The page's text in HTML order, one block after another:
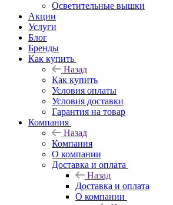
Осветительные вышки
Акции
Услуги
Блог
Бренды
Как купить
Назад
Как купить
Условия оплаты
Условия доставки
Гарантия на товар
Компания
Назад
Компания
О компании
Доставка и оплата
Назад
Доставка и оплата
О компании